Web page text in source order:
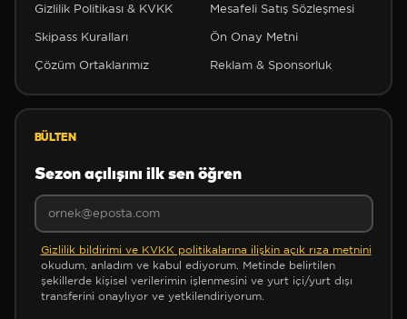
Gizlilik Politikası & KVKK Mesafeli Satış Sözleşmesi
Skipass Kuralları Ön Onay Metni
Çözüm Ortaklarımız Reklam & Sponsorluk
BÜLTEN
Sezon açılışını ilk sen öğren
Gizlilik bildirimi ve KVKK politikalarına ilişkin açık rıza metnini
okudum, anladım ve kabul ediyorum. Metinde belirtilen
şekillerde kişisel verilerimin işlenmesini ve yurt içi/yurt dışı
transferini onaylıyor ve yetkilendiriyorum.